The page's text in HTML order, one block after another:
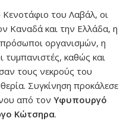
Κενοτάφιο του Λαβάλ, οι
Καναδά και την Ελλάδα, η
οργανισμών, η
καθώς και
τους νεκρούς του
Συγκίνηση προκάλεσε
από τονΥφυπουργό
Κώτσηρα.